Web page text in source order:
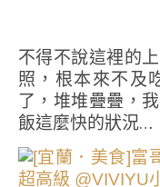
不得不說這裡的
照，根本來不及
了，堆堆疊疊，
飯這麼快的狀況…